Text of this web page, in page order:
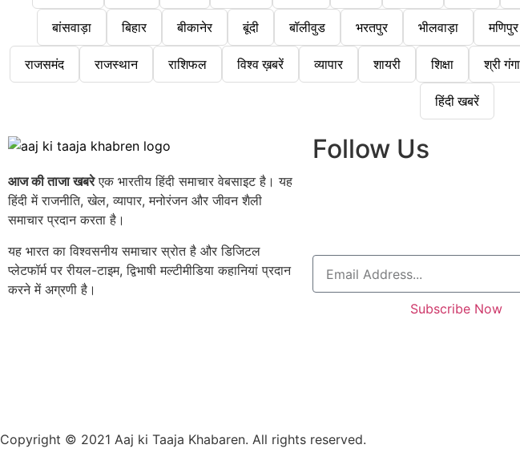
बांसवाड़ा बिहार बीकानेर बूंदी बॉलीवुड भरतपुर भीलवाड़ा मणिपुर
राजसमंद राजस्थान राशिफल विश्व ख़बरें व्यापार शायरी शिक्षा श्री
हिंदी खबरें
आज की ताजा खबरेएक भारतीय हिंदी समाचार वेबसाइट है। यह
हिंदी में राजनीति, खेल, व्यापार, मनोरंजन और जीवन शैली
समाचार प्रदान करता है।
यह भारत का विश्वसनीय समाचार स्रोत है और डिजिटल
प्लेटफॉर्म पर रीयल-टाइम, द्विभाषी मल्टीमीडिया कहानियां प्रदान
करने में अग्रणी है।
Follow Us
Subscribe Now
Copyright © 2021 Aaj ki Taaja Khabaren. All rights reserved.